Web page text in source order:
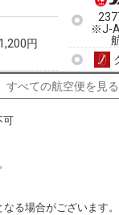
円
円
※J-
すべての航空便を見る
可
る場合がございます。